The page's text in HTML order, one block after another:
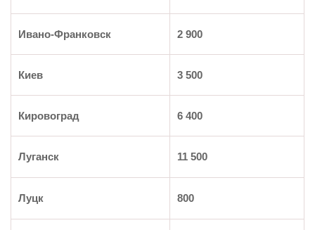
Ивано-Франковск 2 900
Киев 3 500
Кировоград 6 400
Луганск 11 500
Луцк 800